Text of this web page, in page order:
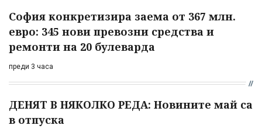
София конкретизира заема от 367 млн.
евро: 345 нови превозни средства и
ремонти на 20 булеварда
преди 3 часа
ДЕНЯТ В НЯКОЛКО РЕДА: Новините май са
в отпуска